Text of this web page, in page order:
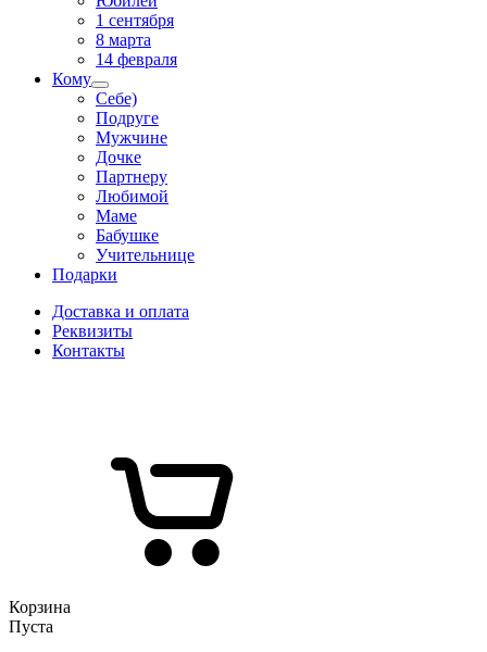
1 сентября
8 марта
14 февраля
Кому
Себе)
Подруге
Мужчине
Дочке
Партнеру
Любимой
Маме
Бабушке
Учительнице
Подарки
Доставка и оплата
Реквизиты
Контакты
Корзина
Пуста